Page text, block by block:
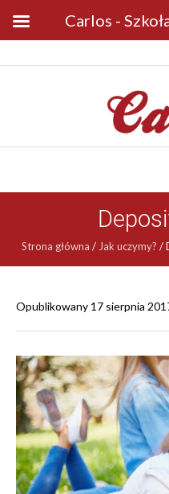
Strona główna / Jak uczymy? /
Opublikowany 17 sierpnia
Carlos -